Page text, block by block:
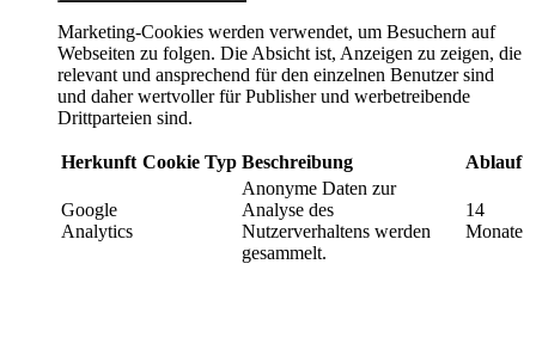
Marketing-Cookies werden verwendet, um Besuchern auf
Webseiten zu folgen. Die Absicht ist, Anzeigen zu zeigen, die
relevant und ansprechend für den einzelnen Benutzer sind
und daher wertvoller für Publisher und werbetreibende
Drittparteien sind.
Herkunft Cookie Typ Beschreibung Ablauf
Google
Analytics
Anonyme Daten zur
Analyse des
Nutzerverhaltens werden
gesammelt.
14
Monate